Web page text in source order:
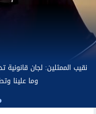
نقيب